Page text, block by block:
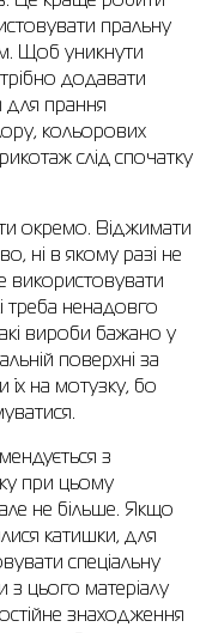
пральну
Щоб уникнути
додавати
для прання
кольорових
слід спочатку
окремо. Віджимати
ні в якому разі не
використовувати
треба ненадовго
вироби бажано у
поверхні за
їх на мотузку, бо
з
при цьому
але не більше. Якщо
катишки, для
спеціальну
з цього матеріалу
знаходження